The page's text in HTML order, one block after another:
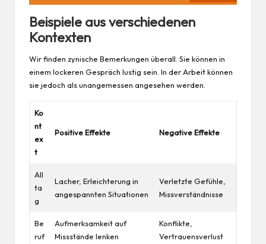
Beispiele aus verschiedenen
Kontexten
Wir finden zynische Bemerkungen überall. Sie können in
einem lockeren Gespräch lustig sein. In derArbeitkönnen
sie jedoch als unangemessen angesehen werden.
Ko
nt
ex
t
Positive Effekte Negative Effekte
All
ta
g
Lacher, Erleichterung in
angespannten Situationen
Verletzte Gefühle,
Missverständnisse
Be
ruf
Aufmerksamkeit auf
Missstände lenken
Konflikte,
Vertrauensverlust